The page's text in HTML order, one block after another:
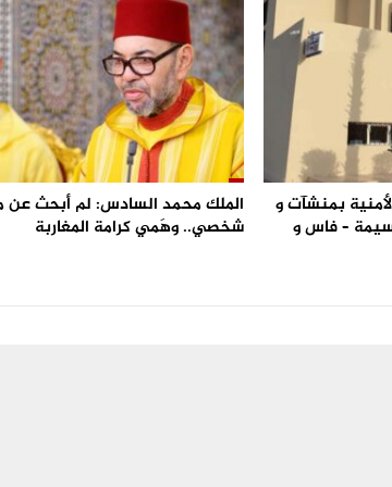
بمنشآت و
– فاس و
الملك محمد السادس: لم أبحث عن
شخصي.. وهَمي كرامة المغاربة